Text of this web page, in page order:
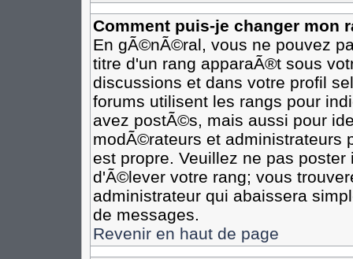
Comment puis-je changer mon
En gÃ©nÃ©ral, vous ne pouvez
titre d'un rang apparaÃ®t sous
discussions et dans votre profil
forums utilisent les rangs pour
avez postÃ©s, mais aussi pour
modÃ©rateurs et administrateurs
est propre. Veuillez ne pas
d'Ã©lever votre rang; vous
administrateur qui abaissera
de messages.
Revenir en haut de page